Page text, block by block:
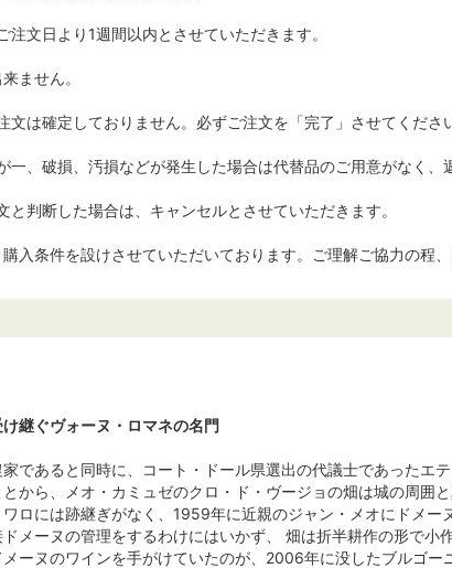
文日より1週間以内とさせていただきます。
ません。
は確定しておりません。必ずご注文を「完了」させてくださ
、破損、汚損などが発生した場合は代替品のご用意がなく、
判断した場合は、キャンセルとさせていただきます。
入条件を設けさせていただいております。ご理解ご協力の程、
継ぐヴォーヌ・ロマネの名門
であると同時に、コート・ドール県選出の代議士であったエ
から、メオ・カミュゼのクロ・ド・ヴージョの畑は城の周囲
ロには跡継ぎがなく、1959年に近親のジャン・メオにドメ
メーヌの管理をするわけにはいかず、 畑は折半耕作の形で
ーヌのワインを手がけていたのが、2006年に没したブルゴー